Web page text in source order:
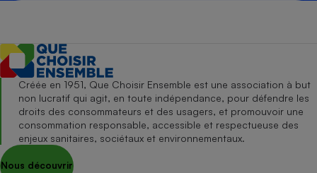
Créée en 1951, Que Choisir Ensemble est une association à but
non lucratif qui agit, en toute indépendance, pour défendre les
droits des consommateurs et des usagers, et promouvoir une
consommation responsable, accessible et respectueuse des
enjeux sanitaires, sociétaux et environnementaux.
Nous découvrir